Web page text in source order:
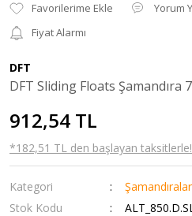
Yorum
Fiyat Alarmı
DFT
DFT Sliding Floats Şamandıra
912,54 TL
*182,51 TL den başlayan
Kategori
Şamandıralar
Stok Kodu